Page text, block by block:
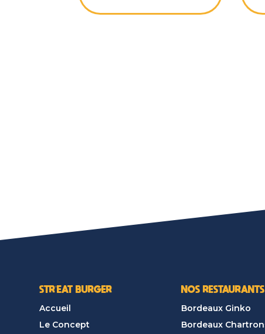
STR’EAT BURGER
Accueil
Le Concept
NOS RESTAURANTS
Bordeaux Ginko
Bordeaux